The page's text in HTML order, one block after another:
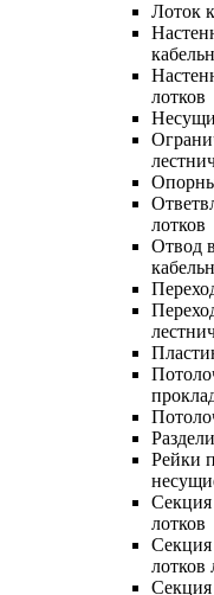
Лоток
лотков
лотков
Отвод
Рейки
Секция
лотков
Секция
лотков
Секция